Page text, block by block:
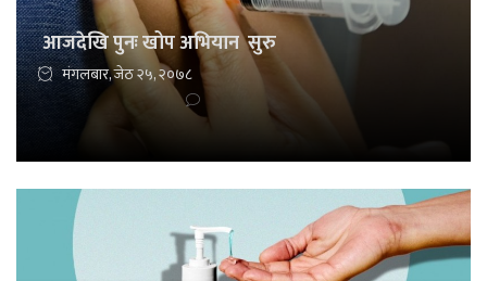
आजदेखि पुनः खोप अभियान सुरु
मंगलबार, जेठ २५, २०७८